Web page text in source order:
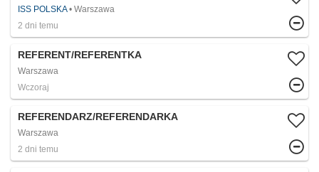
ISS POLSKA
Warszawa
2 dni temu
REFERENT/REFERENTKA
Warszawa
Wczoraj
REFERENDARZ/REFERENDARKA
Warszawa
2 dni temu